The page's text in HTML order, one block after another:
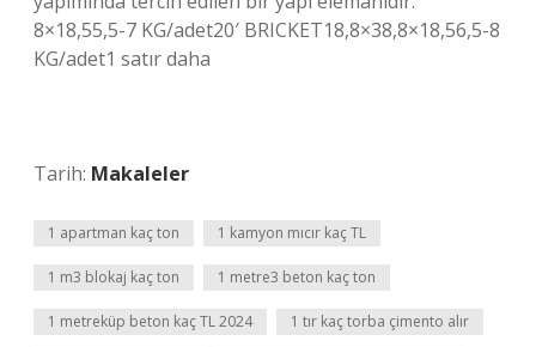
8×18,55,5-7 KG/adet20′ BRICKET18,8×38,8×18,56,5-8
KG/adet1 satır daha
Tarih: Makaleler
1 apartman kaç ton 1 kamyon mıcır kaç TL
1 m3 blokaj kaç ton 1 metre3 beton kaç ton
1 metreküp beton kaç TL 2024 1 tır kaç torba çimento alır